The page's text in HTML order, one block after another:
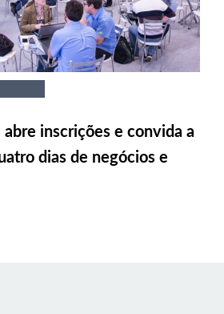
inscrições e convida a
dias de negócios e